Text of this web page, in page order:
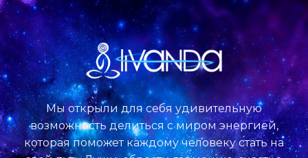
Мы открыли для себя удивительную
возможность делиться с миром энергией,
которая поможет каждому человеку стать на